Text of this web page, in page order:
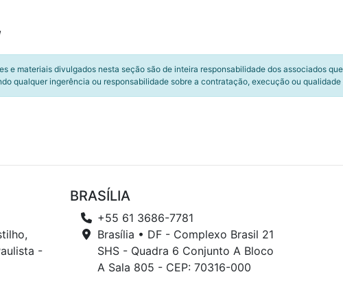
e materiais divulgados nesta seção são de inteira responsabilidade dos associados
qualquer ingerência ou responsabilidade sobre a contratação, execução ou
-
BRASÍLIA
+55 61 3686-7781
Brasília • DF - Complexo Brasil 21
SHS - Quadra 6 Conjunto A Bloco
A Sala 805 - CEP: 70316-000